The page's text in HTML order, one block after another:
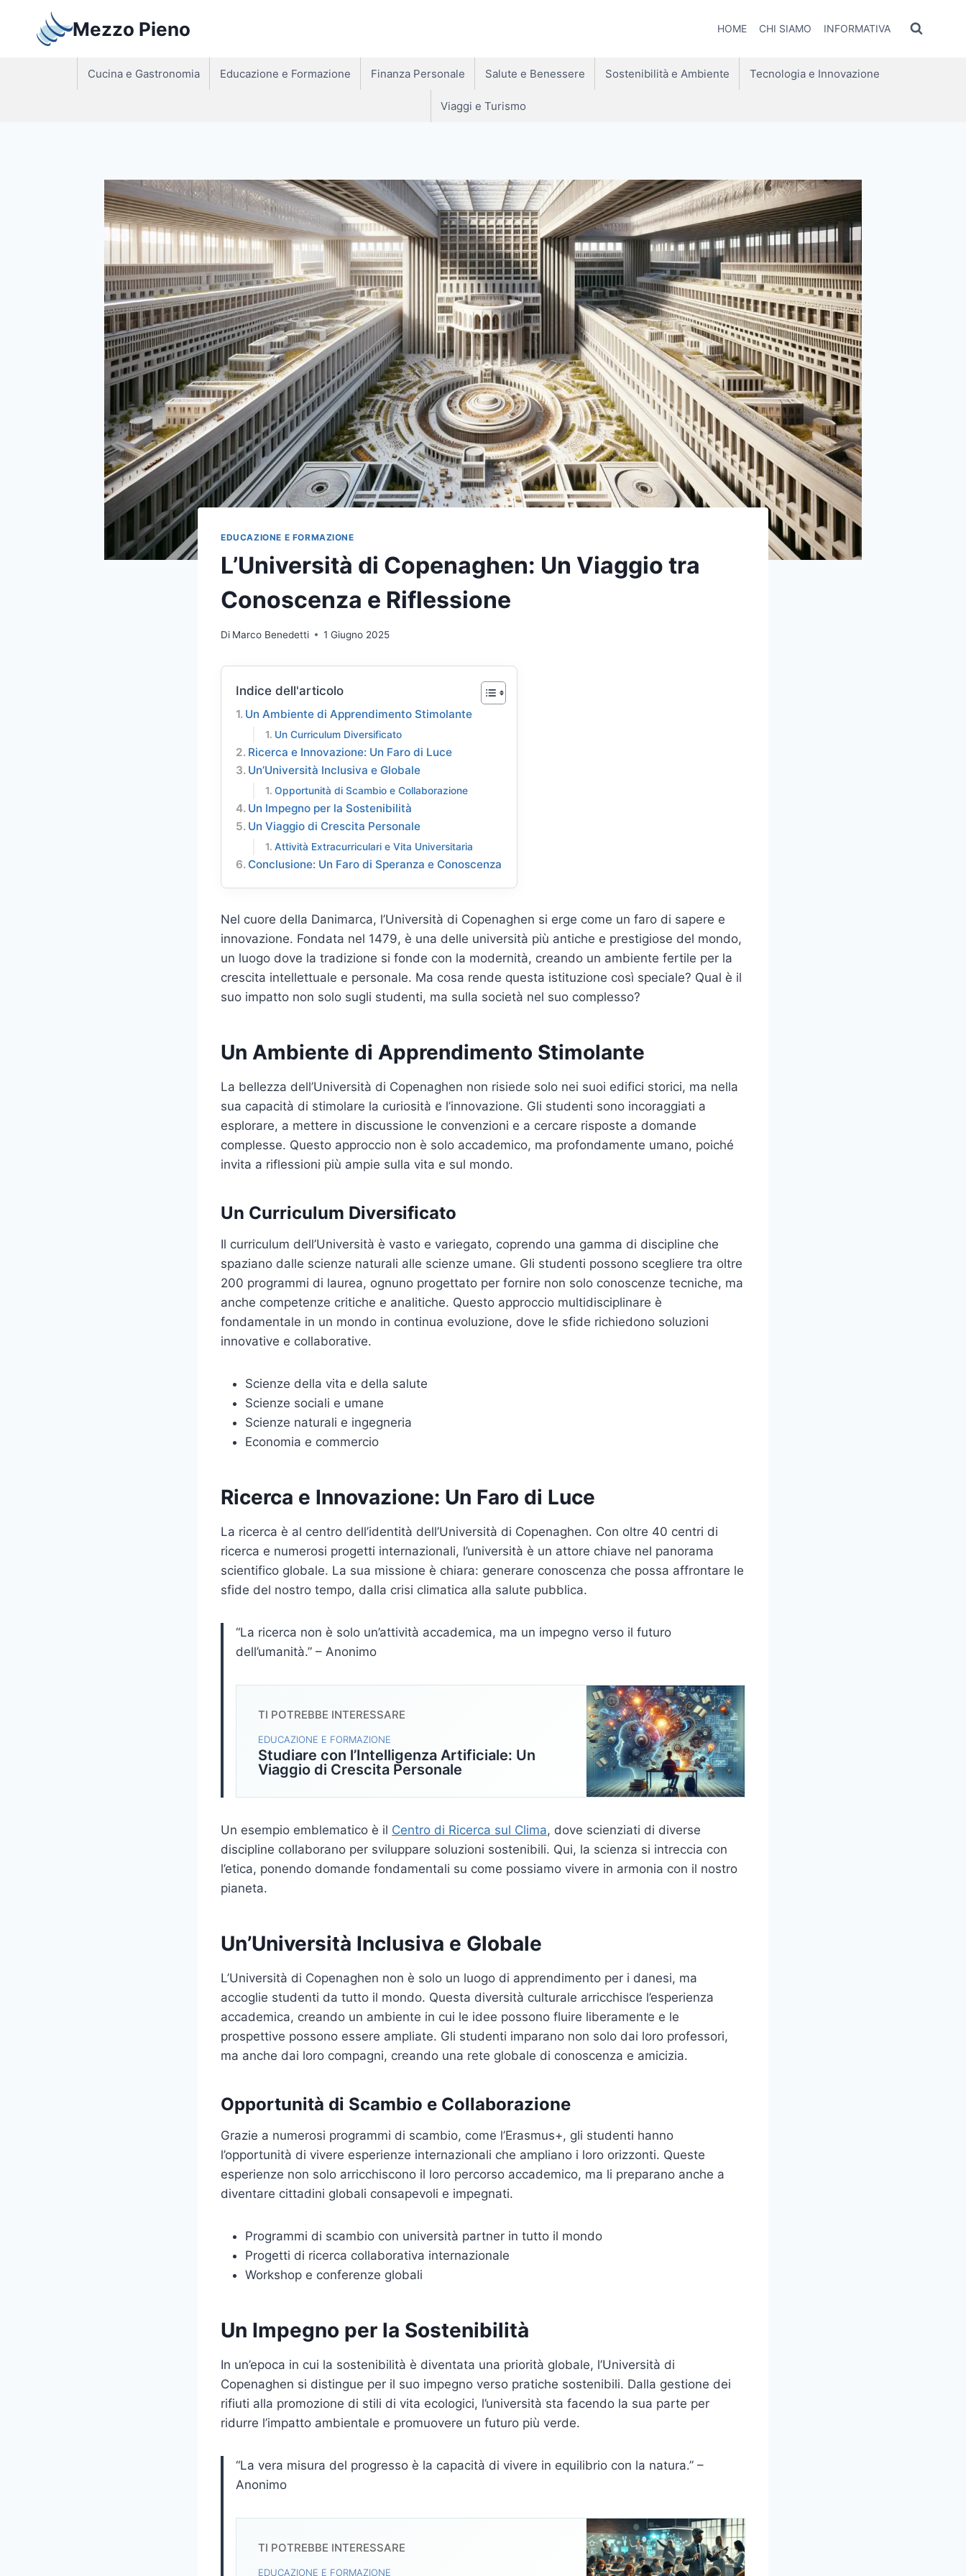
contenuto
Mezzo Pieno HOME CHI SIAMO INFORMATIVA
Cucina e Gastronomia Educazione e Formazione Finanza Personale Salute e Benessere Sostenibilità e Ambiente Tecnologia e Innovazione
Viaggi e Turismo
EDUCAZIONE E FORMAZIONE
L’Università di Copenaghen: Un Viaggio tra
Conoscenza e Riflessione
Di Marco Benedetti 1 Giugno 2025
Indice dell'articolo
Un Ambiente di Apprendimento Stimolante
Un Curriculum Diversificato
Ricerca e Innovazione: Un Faro di Luce
Un’Università Inclusiva e Globale
Opportunità di Scambio e Collaborazione
Un Impegno per la Sostenibilità
Un Viaggio di Crescita Personale
Attività Extracurriculari e Vita Universitaria
Conclusione: Un Faro di Speranza e Conoscenza
Nel cuore della Danimarca, l’Università di Copenaghen si erge come un faro di sapere e
innovazione. Fondata nel 1479, è una delle università più antiche e prestigiose del mondo,
un luogo dove la tradizione si fonde con la modernità, creando un ambiente fertile per la
crescita intellettuale e personale. Ma cosa rende questa istituzione così speciale? Qual è il
suo impatto non solo sugli studenti, ma sulla società nel suo complesso?
Un Ambiente di Apprendimento Stimolante
La bellezza dell’Università di Copenaghen non risiede solo nei suoi edifici storici, ma nella
sua capacità di stimolare la curiosità e l’innovazione. Gli studenti sono incoraggiati a
esplorare, a mettere in discussione le convenzioni e a cercare risposte a domande
complesse. Questo approccio non è solo accademico, ma profondamente umano, poiché
invita a riflessioni più ampie sulla vita e sul mondo.
Un Curriculum Diversificato
Il curriculum dell’Università è vasto e variegato, coprendo una gamma di discipline che
spaziano dalle scienze naturali alle scienze umane. Gli studenti possono scegliere tra oltre
200 programmi di laurea, ognuno progettato per fornire non solo conoscenze tecniche, ma
anche competenze critiche e analitiche. Questo approccio multidisciplinare è
fondamentale in un mondo in continua evoluzione, dove le sfide richiedono soluzioni
innovative e collaborative.
Scienze della vita e della salute
Scienze sociali e umane
Scienze naturali e ingegneria
Economia e commercio
Ricerca e Innovazione: Un Faro di Luce
La ricerca è al centro dell’identità dell’Università di Copenaghen. Con oltre 40 centri di
ricerca e numerosi progetti internazionali, l’università è un attore chiave nel panorama
scientifico globale. La sua missione è chiara: generare conoscenza che possa affrontare le
sfide del nostro tempo, dalla crisi climatica alla salute pubblica.
“La ricerca non è solo un’attività accademica, ma un impegno verso il futuro
dell’umanità.” – Anonimo
TI POTREBBE INTERESSARE
EDUCAZIONE E FORMAZIONE
Studiare con l’Intelligenza Artificiale: Un
Viaggio di Crescita Personale
Un esempio emblematico è il Centro di Ricerca sul Clima, dove scienziati di diverse
discipline collaborano per sviluppare soluzioni sostenibili. Qui, la scienza si intreccia con
l’etica, ponendo domande fondamentali su come possiamo vivere in armonia con il nostro
pianeta.
Un’Università Inclusiva e Globale
L’Università di Copenaghen non è solo un luogo di apprendimento per i danesi, ma
accoglie studenti da tutto il mondo. Questa diversità culturale arricchisce l’esperienza
accademica, creando un ambiente in cui le idee possono fluire liberamente e le
prospettive possono essere ampliate. Gli studenti imparano non solo dai loro professori,
ma anche dai loro compagni, creando una rete globale di conoscenza e amicizia.
Opportunità di Scambio e Collaborazione
Grazie a numerosi programmi di scambio, come l’Erasmus+, gli studenti hanno
l’opportunità di vivere esperienze internazionali che ampliano i loro orizzonti. Queste
esperienze non solo arricchiscono il loro percorso accademico, ma li preparano anche a
diventare cittadini globali consapevoli e impegnati.
Programmi di scambio con università partner in tutto il mondo
Progetti di ricerca collaborativa internazionale
Workshop e conferenze globali
Un Impegno per la Sostenibilità
In un’epoca in cui la sostenibilità è diventata una priorità globale, l’Università di
Copenaghen si distingue per il suo impegno verso pratiche sostenibili. Dalla gestione dei
rifiuti alla promozione di stili di vita ecologici, l’università sta facendo la sua parte per
ridurre l’impatto ambientale e promuovere un futuro più verde.
“La vera misura del progresso è la capacità di vivere in equilibrio con la natura.” –
Anonimo
TI POTREBBE INTERESSARE
EDUCAZIONE E FORMAZIONE